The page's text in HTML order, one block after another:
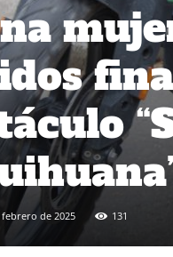
febrero de 2025 131